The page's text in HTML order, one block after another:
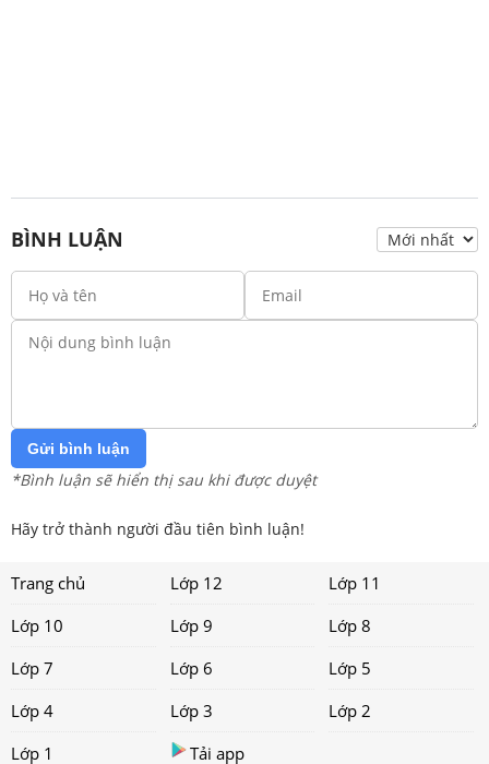
BÌNH LUẬN
Gửi bình luận
*Bình luận sẽ hiển thị sau khi được duyệt
Hãy trở thành người đầu tiên bình luận!
Trang chủ Lớp 12
Lớp 11
Lớp 10
Lớp 9
Lớp 8
Lớp 7
Lớp 6
Lớp 5
Lớp 4
Lớp 3
Lớp 2
Lớp 1
Tải app